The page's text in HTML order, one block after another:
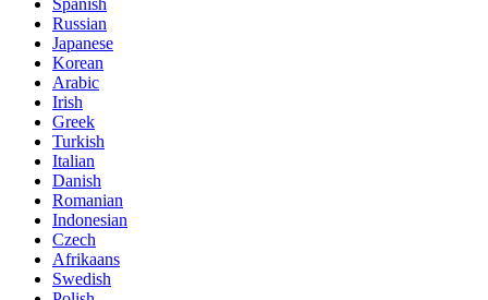
Spanish
Russian
Japanese
Korean
Arabic
Irish
Greek
Turkish
Italian
Danish
Romanian
Indonesian
Czech
Afrikaans
Swedish